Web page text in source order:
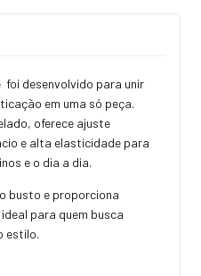
foi desenvolvido para unir
em uma só peça.
oferece ajuste
e alta elasticidade para
e o dia a dia.
busto e proporciona
para quem busca
estilo.